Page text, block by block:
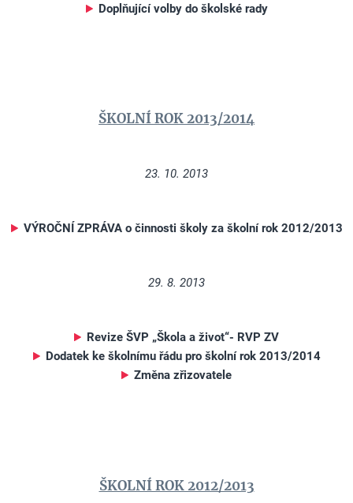
Doplňující volby do školské rady
ŠKOLNÍ ROK 2013/2014
23. 10. 2013
VÝROČNÍ ZPRÁVA o činnosti školy za školní rok 2012/2013
29. 8. 2013
Revize ŠVP „Škola a život“- RVP ZV
Dodatek ke školnímu řádu pro školní rok 2013/2014
Změna zřizovatele
ŠKOLNÍ ROK 2012/2013